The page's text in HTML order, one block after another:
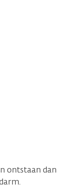
ontstaan dan